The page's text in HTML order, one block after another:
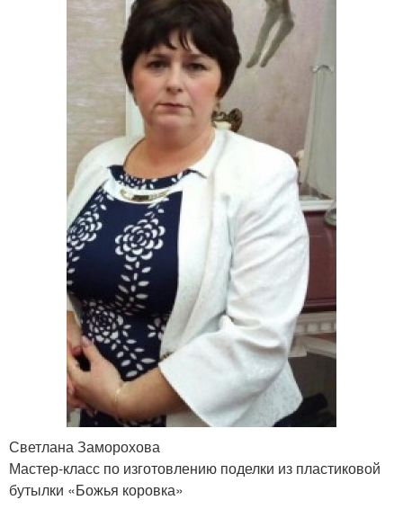
Светлана Заморохова
Мастер-класс по изготовлению поделки из пластиковой
бутылки «Божья коровка»